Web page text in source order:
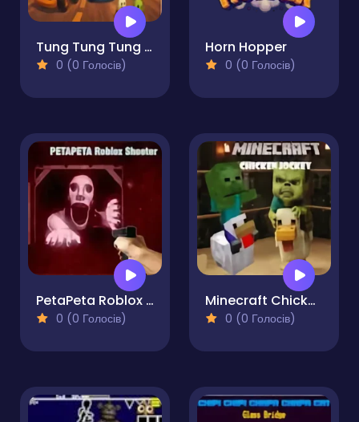
Tung Tung Tung Sahur REPO Racing
0 (0 Голосів)
Horn Hopper
0 (0 Голосів)
PetaPeta Roblox Shooter
0 (0 Голосів)
Minecraft Chicken Jockey
0 (0 Голосів)